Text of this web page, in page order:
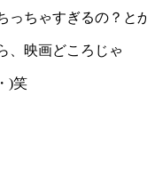
っちゃすぎるの？と
、映画どころじゃ
)笑